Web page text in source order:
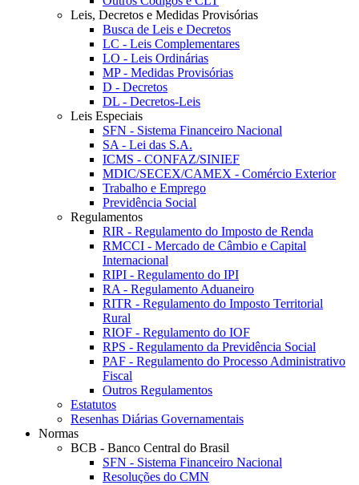
Leis, Decretos e Medidas Provisórias
Busca de Leis e Decretos
LC - Leis Complementares
LO - Leis Ordinárias
MP - Medidas Provisórias
D - Decretos
DL - Decretos-Leis
Leis Especiais
SFN - Sistema Financeiro Nacional
SA - Lei das S.A.
ICMS - CONFAZ/SINIEF
MDIC/SECEX/CAMEX - Comércio Exterior
Trabalho e Emprego
Previdência Social
Regulamentos
RIR - Regulamento do Imposto de Renda
RMCCI - Mercado de Câmbio e Capital
Internacional
RIPI - Regulamento do IPI
RA - Regulamento Aduaneiro
RITR - Regulamento do Imposto Territorial
Rural
RIOF - Regulamento do IOF
RPS - Regulamento da Previdência Social
PAF - Regulamento do Processo Administrativo
Fiscal
Outros Regulamentos
Estatutos
Resenhas Diárias Governamentais
Normas
BCB - Banco Central do Brasil
SFN - Sistema Financeiro Nacional
Resoluções do CMN